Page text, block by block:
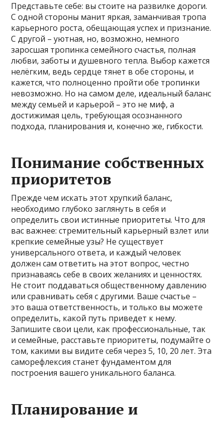
Представьте себе: вы стоите на развилке дороги.
С одной стороны манит яркая, заманчивая тропа
карьерного роста, обещающая успех и признание.
С другой – уютная, но, возможно, немного
заросшая тропинка семейного счастья, полная
любви, заботы и душевного тепла. Выбор кажется
нелёгким, ведь сердце тянет в обе стороны, и
кажется, что полноценно пройти обе тропинки
невозможно. Но на самом деле, идеальный баланс
между семьей и карьерой – это не миф, а
достижимая цель, требующая осознанного
подхода, планирования и, конечно же, гибкости.
Понимание собственных
приоритетов
Прежде чем искать этот хрупкий баланс,
необходимо глубоко заглянуть в себя и
определить свои истинные приоритеты. Что для
вас важнее: стремительный карьерный взлет или
крепкие семейные узы? Не существует
универсального ответа, и каждый человек
должен сам ответить на этот вопрос, честно
признаваясь себе в своих желаниях и ценностях.
Не стоит поддаваться общественному давлению
или сравнивать себя с другими. Ваше счастье –
это ваша ответственность, и только вы можете
определить, какой путь приведет к нему.
Запишите свои цели, как профессиональные, так
и семейные, расставьте приоритеты, подумайте о
том, какими вы видите себя через 5, 10, 20 лет. Эта
саморефлексия станет фундаментом для
построения вашего уникального баланса.
Планирование и